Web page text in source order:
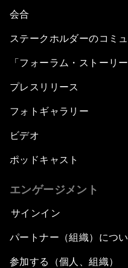
会合
ステークホルダーのコミ
「フォーラム・ストーリー
プレスリリース
フォトギャラリー
ビデオ
ポッドキャスト
エンゲージメント
サインイン
パートナー（組織）につ
参加する（個人、組織）